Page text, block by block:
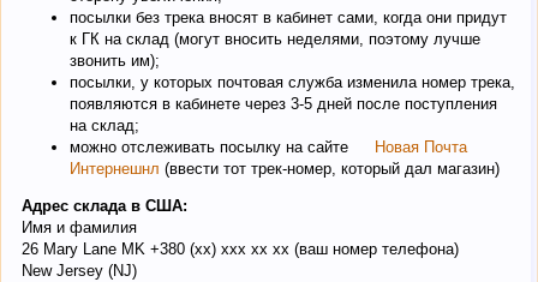
посылки без трека вносят в кабинет сами, когда они придут
к ГК на склад (могут вносить неделями, поэтому лучше
звонить им);
посылки, у которых почтовая служба изменила номер трека,
появляются в кабинете через 3-5 дней после поступления
на склад;
можно отслеживать посылку на сайте
Новая Почта
Интернешнл (ввести тот трек-номер, который дал магазин)
Адрес склада в США:
Имя и фамилия
26 Mary Lane MK +380 (хх) ххх хх хх (ваш номер телефона)
New Jersey (NJ)